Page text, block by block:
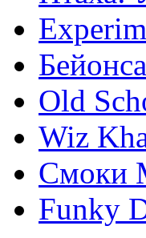
Old
Wiz
Смоки
Funky